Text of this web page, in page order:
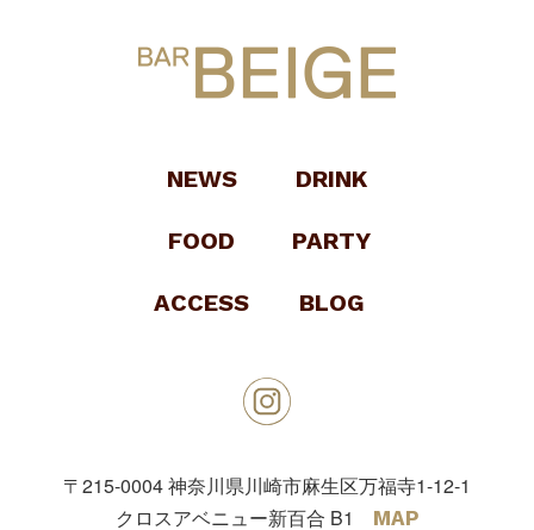
NEWS DRINK
FOOD PARTY
ACCESS BLOG
〒215-0004神奈川県川崎市麻生区万福寺1-12-1
クロスアベニュー新百合 B1
MAP